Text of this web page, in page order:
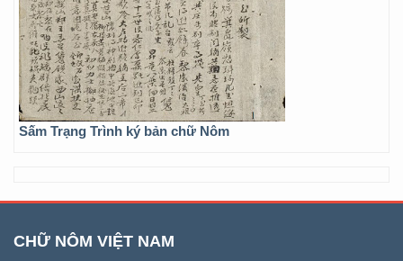
Sấm Trạng Trình ký bản chữ Nôm
CHỮ NÔM VIỆT NAM